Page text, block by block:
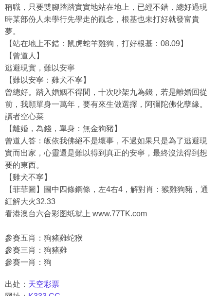
稱職，只要雙腳踏踏實實地站在地上，已經不錯，總好過現
時某部份人未學行先學走的觀念，根基也未打好就發富貴
夢。
【站在地上不錯：鼠虎蛇羊雞狗，打好根基：08.09】
【曾道人】
逃避現實，難以安寧
【難以安寧：雞犬不寧】
曾總好。踏入婚姻不得閒，十次吵架九為錢，若是離婚回從
前，我願單身一萬年，要有來生做選擇，阿彌陀佛化孽緣。
讀者空心菜
【離婚，為錢，單身：無金狗豬】
曾道人答：皈依我佛絕不是壞事，不過如果只是為了逃避現
實而出家，心靈還是難以得到真正的安寧，最終沒法得到想
要的東西。
【雞犬不寧】
【菲菲圖】圖中四條鋼條，左4右4，解對肖：猴雞狗豬，通
紅解大火32.33
看港澳台六合彩图纸就上 www.77TK.com
參賽五肖：狗豬雞蛇猴
參賽三肖：狗豬雞
參賽一肖：狗
出处： 天空彩票